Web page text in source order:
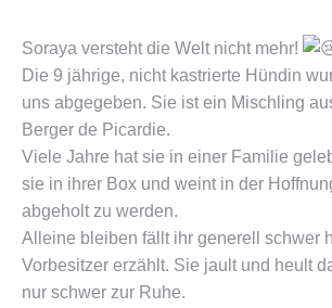
Soraya versteht die Welt nicht mehr!
Die 9 jährige, nicht kastrierte Hündin
uns abgegeben. Sie ist ein Mischling
Berger de Picardie.
Viele Jahre hat sie in einer Familie
sie in ihrer Box und weint in der
abgeholt zu werden.
Alleine bleiben fällt ihr generell schwer
Vorbesitzer erzählt. Sie jault und heult
nur schwer zur Ruhe.